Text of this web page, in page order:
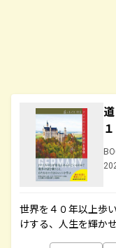
世界を４０年以上歩
けする、人生を輝か